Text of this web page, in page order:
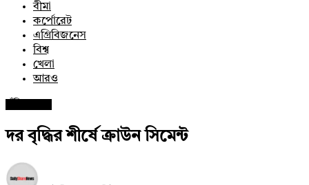
বীমা
কর্পোরেট
এগ্রিবিজনেস
বিশ্ব
খেলা
আরও
দর বৃদ্ধির শীর্ষে ক্রাউন সিমেন্ট